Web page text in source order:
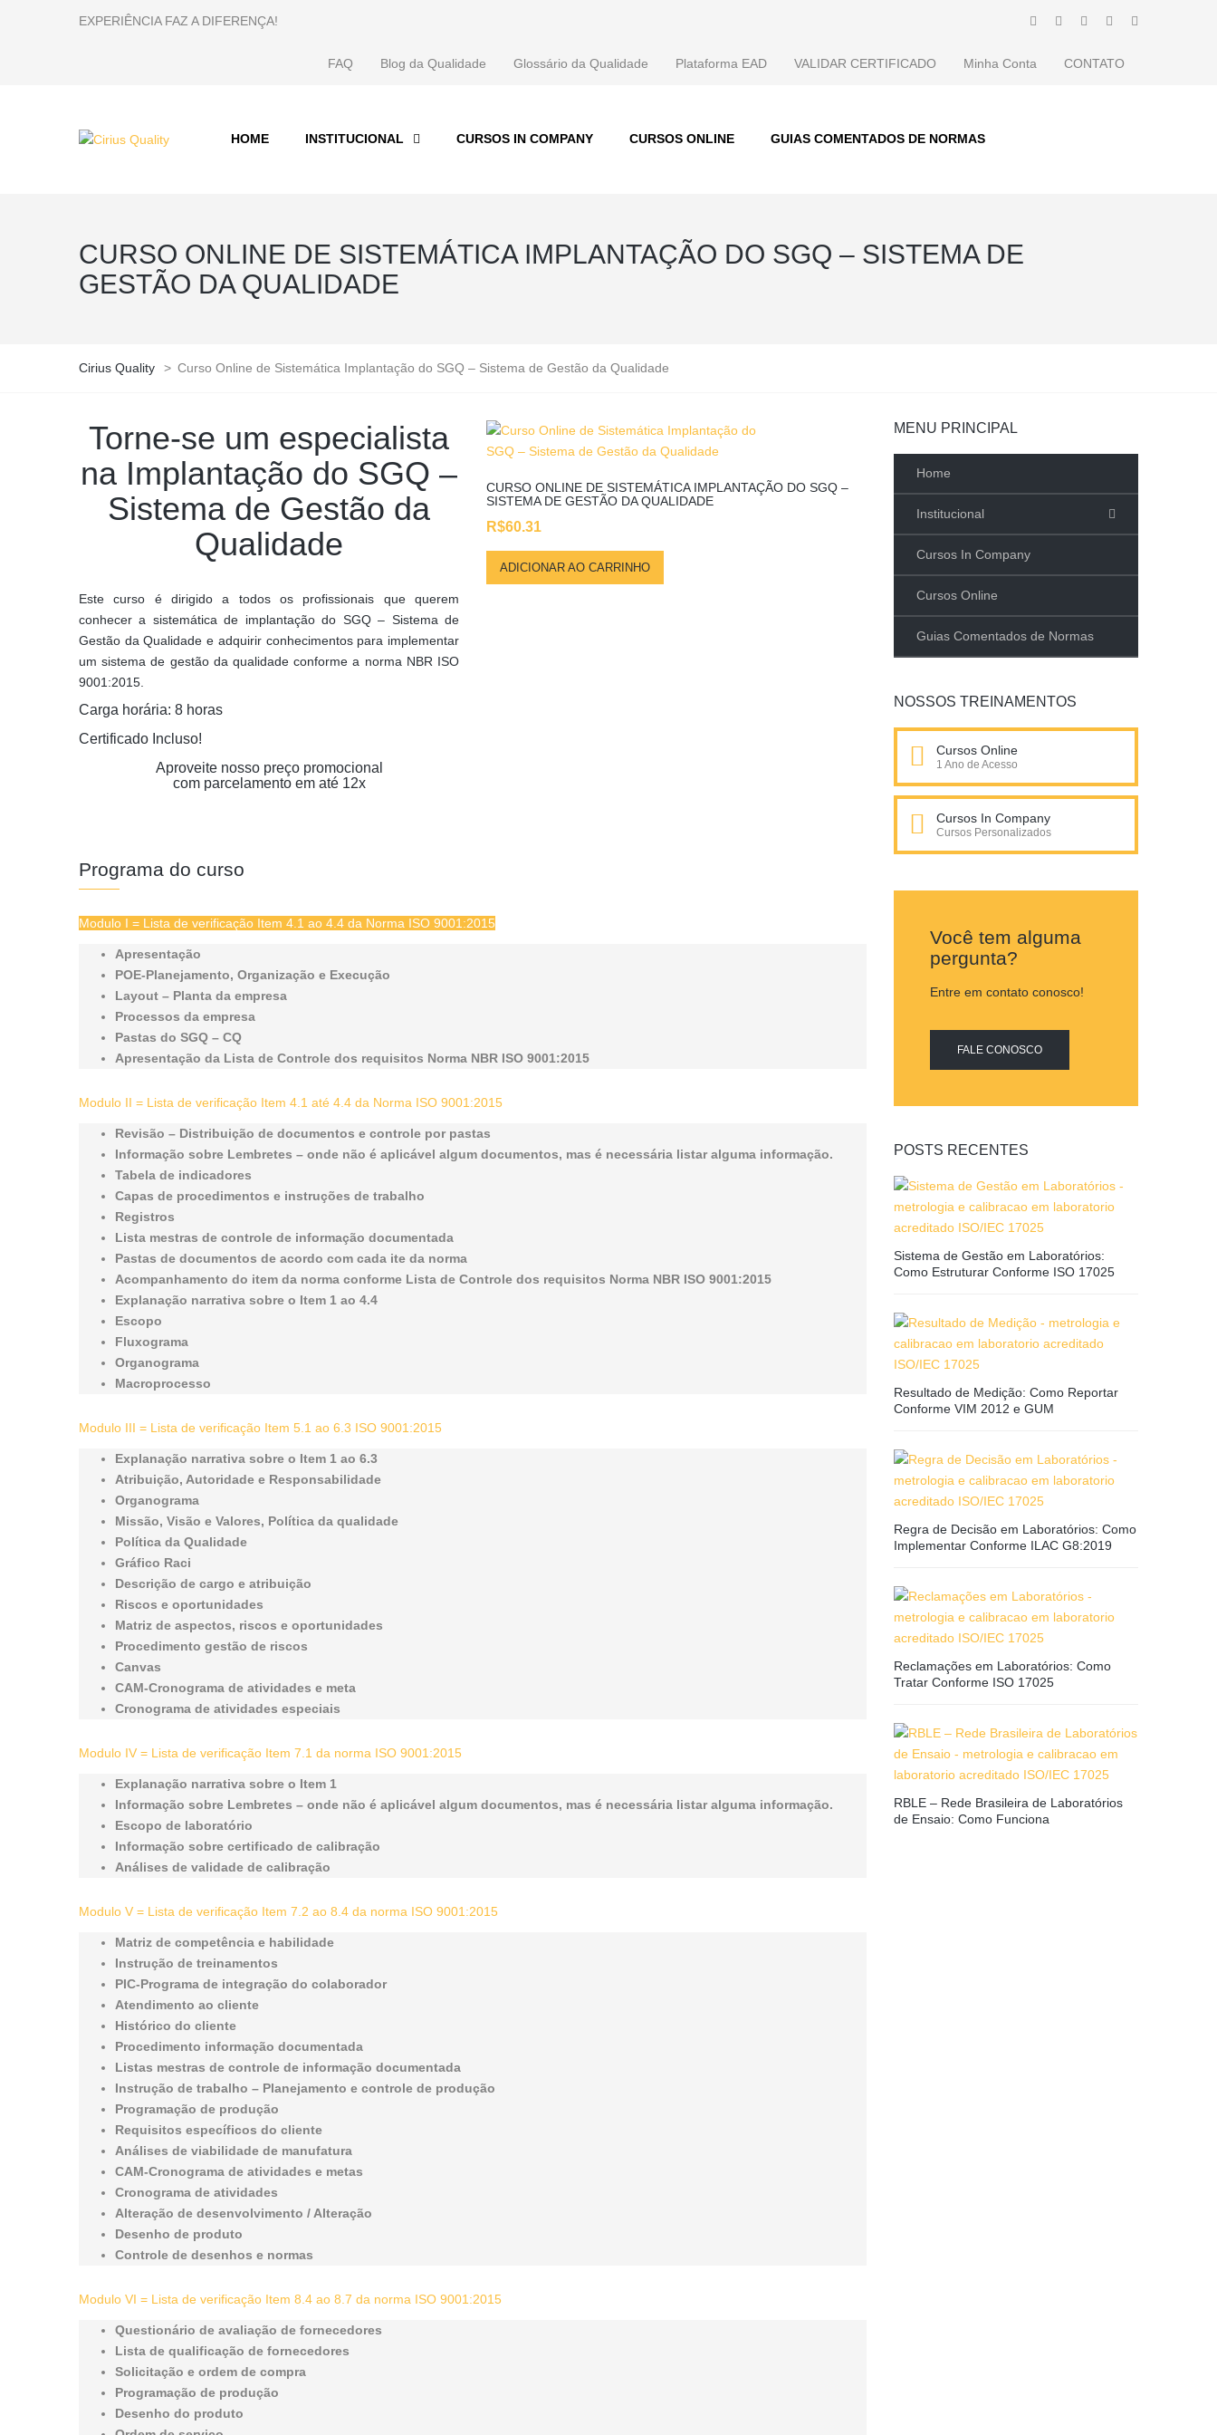
EXPERIÊNCIA FAZ A DIFERENÇA!
FAQ Blog da Qualidade Glossário da Qualidade Plataforma EAD VALIDAR CERTIFICADO Minha Conta CONTATO
HOME INSTITUCIONAL CURSOS IN COMPANY CURSOS ONLINE GUIAS COMENTADOS DE NORMAS
CURSO ONLINE DE SISTEMÁTICA IMPLANTAÇÃO DO SGQ – SISTEMA DE
GESTÃO DA QUALIDADE
Cirius Quality > Curso Online de Sistemática Implantação do SGQ – Sistema de Gestão da Qualidade
Torne-se um especialista
na Implantação do SGQ –
Sistema de Gestão da
Qualidade
Este curso é dirigido a todos os profissionais que querem
conhecer a sistemática de implantação do SGQ – Sistema de
Gestão da Qualidade e adquirir conhecimentos para implementar
um sistema de gestão da qualidade conforme a norma NBR ISO
9001:2015.
Carga horária: 8 horas
Certificado Incluso!
Aproveite nosso preço promocional
com parcelamento em até 12x
CURSO ONLINE DE SISTEMÁTICA IMPLANTAÇÃO DO SGQ –
SISTEMA DE GESTÃO DA QUALIDADE
R$60.31
ADICIONAR AO CARRINHO
Programa do curso
Modulo I = Lista de verificação Item 4.1 ao 4.4 da Norma ISO 9001:2015
Apresentação
POE-Planejamento, Organização e Execução
Layout – Planta da empresa
Processos da empresa
Pastas do SGQ – CQ
Apresentação da Lista de Controle dos requisitos Norma NBR ISO 9001:2015
Modulo II = Lista de verificação Item 4.1 até 4.4 da Norma ISO 9001:2015
Revisão – Distribuição de documentos e controle por pastas
Informação sobre Lembretes – onde não é aplicável algum documentos, mas é necessária listar alguma informação.
Tabela de indicadores
Capas de procedimentos e instruções de trabalho
Registros
Lista mestras de controle de informação documentada
Pastas de documentos de acordo com cada ite da norma
Acompanhamento do item da norma conforme Lista de Controle dos requisitos Norma NBR ISO 9001:2015
Explanação narrativa sobre o Item 1 ao 4.4
Escopo
Fluxograma
Organograma
Macroprocesso
Modulo III = Lista de verificação Item 5.1 ao 6.3 ISO 9001:2015
Explanação narrativa sobre o Item 1 ao 6.3
Atribuição, Autoridade e Responsabilidade
Organograma
Missão, Visão e Valores, Política da qualidade
Política da Qualidade
Gráfico Raci
Descrição de cargo e atribuição
Riscos e oportunidades
Matriz de aspectos, riscos e oportunidades
Procedimento gestão de riscos
Canvas
CAM-Cronograma de atividades e meta
Cronograma de atividades especiais
Modulo IV = Lista de verificação Item 7.1 da norma ISO 9001:2015
Explanação narrativa sobre o Item 1
Informação sobre Lembretes – onde não é aplicável algum documentos, mas é necessária listar alguma informação.
Escopo de laboratório
Informação sobre certificado de calibração
Análises de validade de calibração
Modulo V = Lista de verificação Item 7.2 ao 8.4 da norma ISO 9001:2015
Matriz de competência e habilidade
Instrução de treinamentos
PIC-Programa de integração do colaborador
Atendimento ao cliente
Histórico do cliente
Procedimento informação documentada
Listas mestras de controle de informação documentada
Instrução de trabalho – Planejamento e controle de produção
Programação de produção
Requisitos específicos do cliente
Análises de viabilidade de manufatura
CAM-Cronograma de atividades e metas
Cronograma de atividades
Alteração de desenvolvimento / Alteração
Desenho de produto
Controle de desenhos e normas
Modulo VI = Lista de verificação Item 8.4 ao 8.7 da norma ISO 9001:2015
Questionário de avaliação de fornecedores
Lista de qualificação de fornecedores
Solicitação e ordem de compra
Programação de produção
Desenho do produto
MENU PRINCIPAL
Home
Institucional
Cursos In Company
Cursos Online
Guias Comentados de Normas
NOSSOS TREINAMENTOS
Cursos Online
1 Ano de Acesso
Cursos In Company
Cursos Personalizados
Você tem alguma
pergunta?
Entre em contato conosco!
FALE CONOSCO
POSTS RECENTES
Sistema de Gestão em Laboratórios:
Como Estruturar Conforme ISO 17025
Resultado de Medição: Como Reportar
Conforme VIM 2012 e GUM
Regra de Decisão em Laboratórios: Como
Implementar Conforme ILAC G8:2019
Reclamações em Laboratórios: Como
Tratar Conforme ISO 17025
RBLE – Rede Brasileira de Laboratórios
de Ensaio: Como Funciona